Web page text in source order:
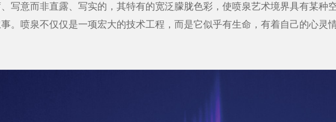
写意而非直露、写实的，其特有的宽泛朦胧色彩，使喷泉艺术境界具有某种
。喷泉不仅仅是一项宏大的技术工程，而是它似乎有生命，有着自己的心灵